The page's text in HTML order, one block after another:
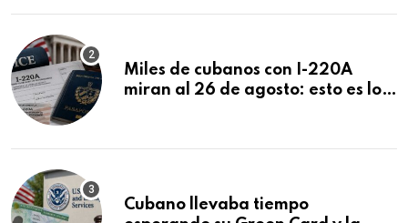
Miles de cubanos con I-220A
miran al 26 de agosto: esto es lo
Cubano llevaba tiempo